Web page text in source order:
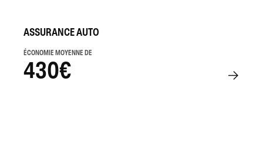
ASSURANCE AUTO
ÉCONOMIE MOYENNE DE
430€